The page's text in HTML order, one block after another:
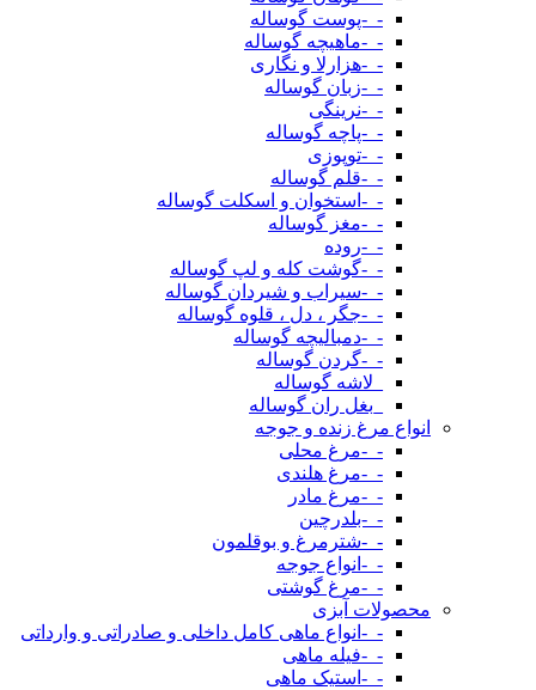
-_-پوست گوساله
-_-ماهیچه گوساله
-_-هزارلا و نگاری
-_-زبان گوساله
-_-نرینگی
-_-پاچه گوساله
-_-توپوزی
-_-قلم گوساله
-_-استخوان و اسکلت گوساله
-_-مغز گوساله
-_-روده
-_-گوشت کله و لپ گوساله
-_-سیراب و شیردان گوساله
-_-جگر ، دل ، قلوه گوساله
-_-دمبالیچه گوساله
-_-گردن گوساله
_لاشه گوساله
_بغل ران گوساله
انواع مرغ زنده و جوجه
-_-مرغ محلی
-_-مرغ هلندی
-_-مرغ مادر
-_-بلدرچین
-_-شترمرغ و بوقلمون
-_-انواع جوجه
-_-مرغ گوشتی
محصولات آبزی
-_-انواع ماهی کامل داخلی و صادراتی و وارداتی
-_-فیله ماهی
-_-استیک ماهی